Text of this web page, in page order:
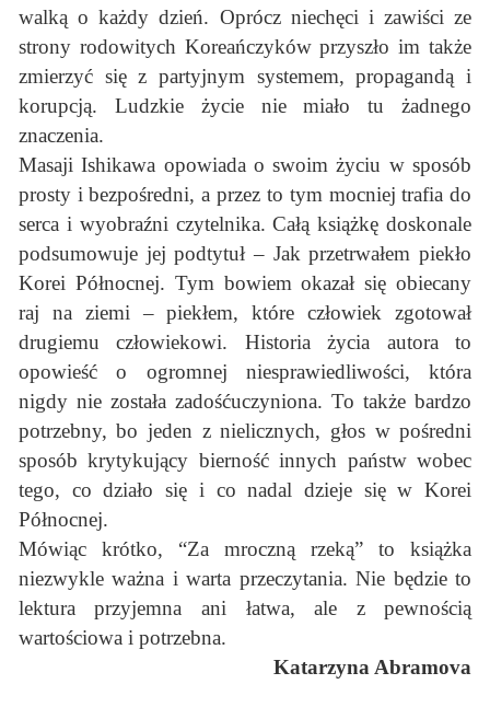
walką o każdy dzień. Oprócz niechęci i zawiści ze
strony rodowitych Koreańczyków przyszło im także
zmierzyć się z partyjnym systemem, propagandą i
korupcją. Ludzkie życie nie miało tu żadnego
znaczenia.
Masaji Ishikawa opowiada o swoim życiu w sposób
prosty i bezpośredni, a przez to tym mocniej trafia do
serca i wyobraźni czytelnika. Całą książkę doskonale
podsumowuje jej podtytuł – Jak przetrwałem piekło
Korei Północnej. Tym bowiem okazał się obiecany
raj na ziemi – piekłem, które człowiek zgotował
drugiemu człowiekowi. Historia życia autora to
opowieść o ogromnej niesprawiedliwości, która
nigdy nie została zadośćuczyniona. To także bardzo
potrzebny, bo jeden z nielicznych, głos w pośredni
sposób krytykujący bierność innych państw wobec
tego, co działo się i co nadal dzieje się w Korei
Północnej.
Mówiąc krótko, “Za mroczną rzeką” to książka
niezwykle ważna i warta przeczytania. Nie będzie to
lektura przyjemna ani łatwa, ale z pewnością
wartościowa i potrzebna.
Katarzyna Abramova